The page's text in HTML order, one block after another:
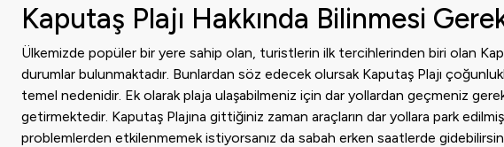
Kaputaş Plajı Hakkında Bilinmesi
Ülkemizde popüler bir yere sahip olan, turistlerin ilk tercihlerinden biri olan
durumlar bulunmaktadır. Bunlardan söz edecek olursak Kaputaş Plajı
temel nedenidir. Ek olarak plaja ulaşabilmeniz için dar yollardan geçmeniz
getirmektedir. Kaputaş Plajına gittiğiniz zaman araçların dar yollara park
problemlerden etkilenmemek istiyorsanız da sabah erken saatlerde